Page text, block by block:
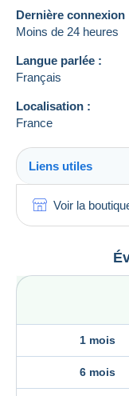
Dernière connexion
Moins de 24 heures
Langue parlée :
Français
Localisation :
France
Liens utiles
Voir la
1 mois
6 mois